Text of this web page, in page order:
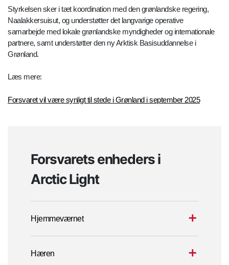
Styrkelsen sker i tæt koordination med den grønlandske regering,
Naalakkersuisut, og understøtter det langvarige operative
samarbejde med lokale grønlandske myndigheder og internationale
partnere, samt understøtter den ny Arktisk Basisuddannelse i
Grønland.
Læs mere:
Forsvaret vil være synligt til stede i Grønland i september 2025
Forsvarets enheders i
Arctic Light
Hjemmeværnet
Hæren